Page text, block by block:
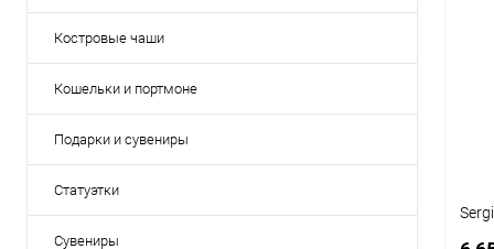
Костровые чаши
Кошельки и портмоне
Подарки и сувениры
Статуэтки
Сувениры